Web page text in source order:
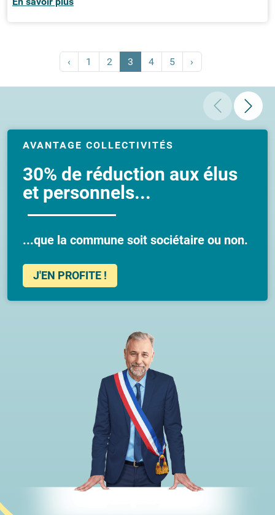
‹ 1 2 3 4 5 ›
AVANTAGE COLLECTIVITÉS
30% de réduction aux élus
et personnels...
...que la commune soit sociétaire ou non.
J'EN PROFITE !